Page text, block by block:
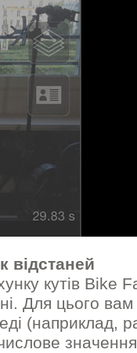
відстаней
кутів Bike
Для цього
(наприклад,